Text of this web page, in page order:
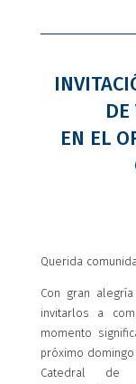
EN EL
Querida
Con gran
invitarlos a
momento
próximo
Catedral de